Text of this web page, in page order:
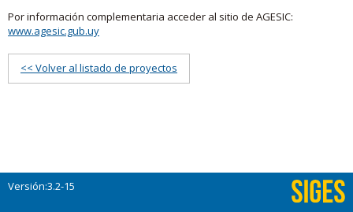
Por información complementaria acceder al sitio de AGESIC:
www.agesic.gub.uy
<< Volver al listado de proyectos
Versión:3.2-15